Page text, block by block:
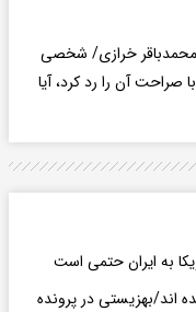
محمدباقر خرازی/ شخصی
آن را رد کرد، آیا
به ایران حتمی است
اند/بهزیستی در پرونده